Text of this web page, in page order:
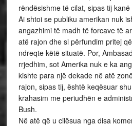
rëndësishme të cilat, sipas tij
Ai shtoi se publiku amerikan nuk
angazhimi të madh të forcave të
atë rajon dhe si përfundim pritej
ndreqte këtë situatë. Por,
rrjedhim, sot Amerika nuk e ka
kishte para një dekade në atë
rajon, sipas tij, është keqësuar
krahasim me periudhën e
Bush.
Në atë që u cilësua nga disa